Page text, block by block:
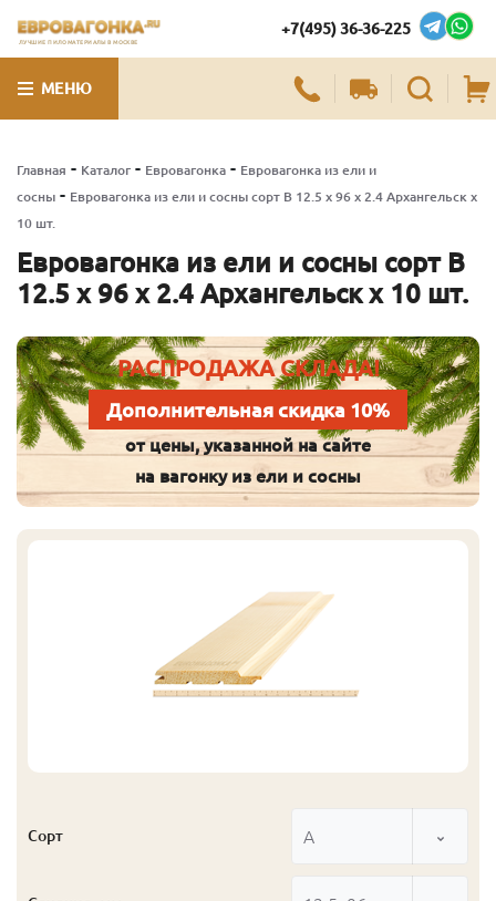
ЛУЧШИЕ ПИЛОМАТЕРИАЛЫ В МОСКВЕ
+7(495) 36-36-225
МЕНЮ
Главная - Каталог - Евровагонка - Евровагонка из ели и
сосны - Евровагонка из ели и сосны сорт В 12.5 x 96 x 2.4 Архангельск x
10 шт.
Евровагонка из ели и сосны сорт В
12.5 x 96 x 2.4 Архангельск x 10 шт.
РАСПРОДАЖА СКЛАДА!
Дополнительная скидка 10%
от цены, указанной на сайте
на вагонку из ели и сосны
Сорт А